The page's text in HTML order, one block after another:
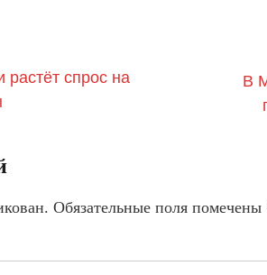
спрос на
В
Обязательные поля помечены